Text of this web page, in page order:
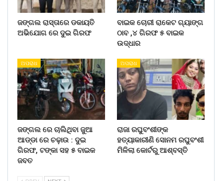
ଜଙ୍ଗଲ ରାସ୍ତାରେ ଡକାୟତି
ଅଭିଯୋଗ ରେ ଦୁଇ ଗିରଫ
ବାଇକ ଚୋରୀ ରାକେଟ ଗ୍ୟାଙ୍ଗ
ଠାବ ,୪ ଗିରଫ ୫ ବାଇକ
ଉଦ୍ଧାର
ଅପରାଧ
ଜଙ୍ଗଲ ରେ ଚାଲିଥିବା ଜୁଆ
ଆଡ୍ଡା ରେ ଚଢ଼ାଉ : ଦୁଇ
ଗିରଫ, ଟଙ୍କା ସହ ୫ ବାଇକ
ଜବତ
ଅପରାଧ
ରାଜା ରଘୁବଂଶୀଙ୍କ
ହତ୍ୟାକାରୀଣି ସୋନମ ରଘୁବଂଶୀ
ମିଳିଲା କୋର୍ଟରୁ ଆଶ୍ବସ୍ତି